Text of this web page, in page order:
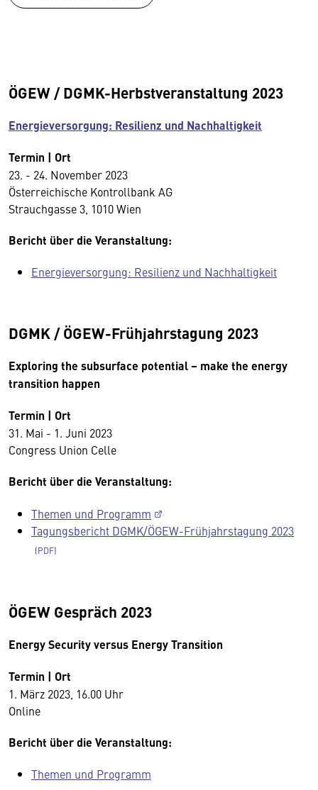
ÖGEW / DGMK-Herbstveranstaltung 2023
Energieversorgung: Resilienz und Nachhaltigkeit
Termin | Ort
23. - 24. November 2023
Österreichische Kontrollbank AG
Strauchgasse 3, 1010 Wien
Bericht über die Veranstaltung:
Energieversorgung: Resilienz und Nachhaltigkeit
DGMK / ÖGEW-Frühjahrstagung 2023
Exploring the subsurface potential – make the energy
transition happen
Termin | Ort
31. Mai - 1. Juni 2023
Congress Union Celle
Bericht über die Veranstaltung:
Themen und Programm
Tagungsbericht DGMK/ÖGEW-Frühjahrstagung 2023
ÖGEW Gespräch 2023
Energy Security versus Energy Transition
Termin | Ort
1. März 2023, 16.00 Uhr
Online
Bericht über die Veranstaltung:
Themen und Programm